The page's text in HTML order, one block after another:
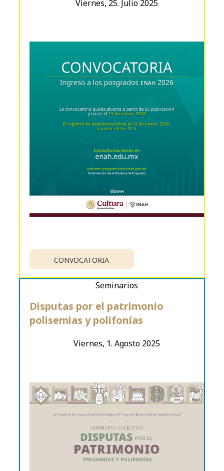
CONVOCATORIA
Viernes, 25. Julio 2025
Viernes, 1. Agosto 2025
Disputas por el patrimonio
polisemias y polifonías
Seminarios